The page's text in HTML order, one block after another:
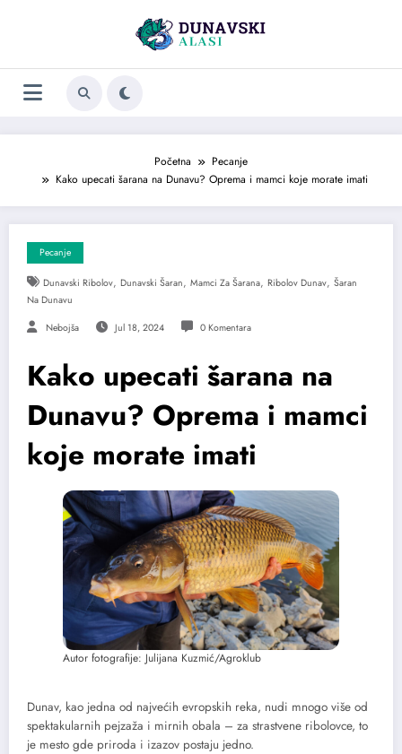
Početna
Pecanje
Kako upecati šarana na Dunavu? Oprema i mamci koje morate imati
Pecanje
Dunavski Ribolov, Dunavski Šaran, Mamci Za Šarana, Ribolov Dunav, Šaran
Na Dunavu
Nebojša Jul 18, 2024 0 Komentara
Kako upecati šarana na
Dunavu? Oprema i mamci
koje morate imati
Autor fotografije: Julijana Kuzmić/Agroklub
Dunav, kao jedna od najvećih evropskih reka, nudi mnogo više od
spektakularnih pejzaža i mirnih obala – za strastvene ribolovce, to
je mesto gde priroda i izazov postaju jedno.